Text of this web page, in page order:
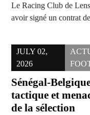
Le Racing Club de
avoir signé un contrat
JULY 02,
2026
Sénégal-
tactique et
de la sélection